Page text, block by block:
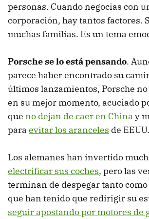
personas. Cuando negocias con
corporación, hay tantos factores.
muchas familias. Es un tema
Porsche se lo está pensando.
parece haber encontrado su
últimos lanzamientos, Porsche
en su mejor momento, acuciado
que no dejan de caer en China y
para evitar los aranceles de EEUU.
Los alemanes han invertido
electrificar sus coches, pero las
terminan de despegar tanto
que han tenido que redirigir su
seguir apostando por motores de